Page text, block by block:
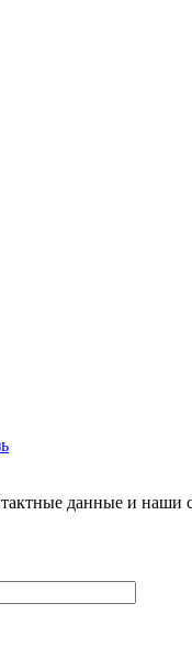
данные и наши